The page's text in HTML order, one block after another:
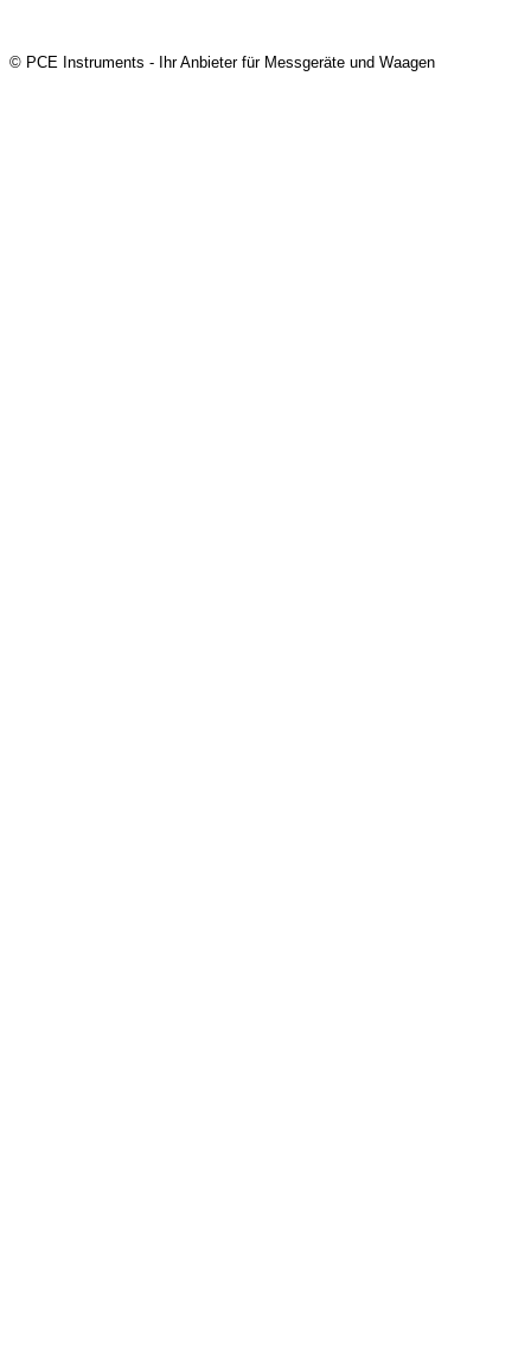
© PCE Instruments - Ihr Anbieter für Messgeräte und Waagen